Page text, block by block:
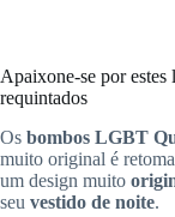
Apaixone-se por
requintados
Os bombos LGBT
muito original é
um design muito
seu vestido de noite.